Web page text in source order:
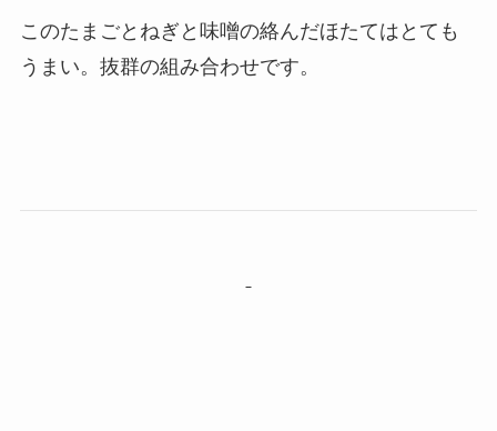
このたまごとねぎと味噌の絡んだほたてはとても
うまい。抜群の組み合わせです。